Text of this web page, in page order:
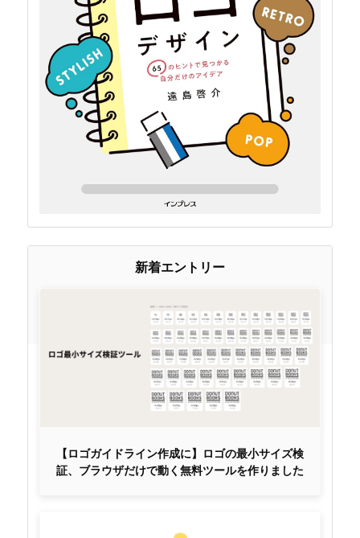
新着エントリー
【ロゴガイドライン作成に】ロゴの最小サイズ検
証、ブラウザだけで動く無料ツールを作りました